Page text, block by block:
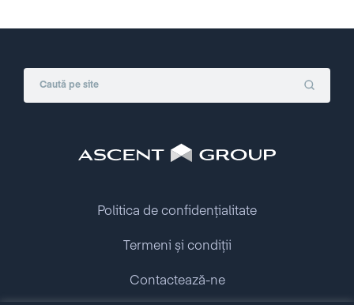
Politica de confidențialitate
Termeni și condiții
Contactează-ne